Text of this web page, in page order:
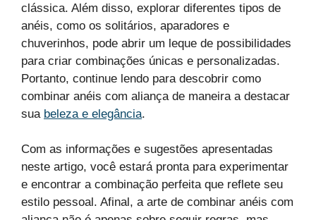
clássica. Além disso, explorar diferentes tipos de
anéis, como os solitários, aparadores e
chuverinhos, pode abrir um leque de possibilidades
para criar combinações únicas e personalizadas.
Portanto, continue lendo para descobrir como
combinar anéis com aliança de maneira a destacar
sua beleza e elegância.
Com as informações e sugestões apresentadas
neste artigo, você estará pronta para experimentar
e encontrar a combinação perfeita que reflete seu
estilo pessoal. Afinal, a arte de combinar anéis com